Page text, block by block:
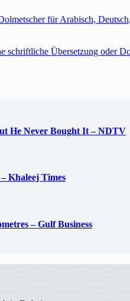
für Arabisch,
schriftliche Übersetzung oder
He Never Bought It – NDTV
Khaleej Times
– Gulf Business